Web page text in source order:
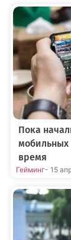
Пока
мобильных
время
Гейминг- 15